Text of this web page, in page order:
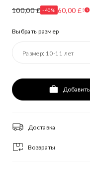
100,00 £ -40% 60,00 £
Выбрать размер
Размер: 10-11 лет
Доставка
Возвраты